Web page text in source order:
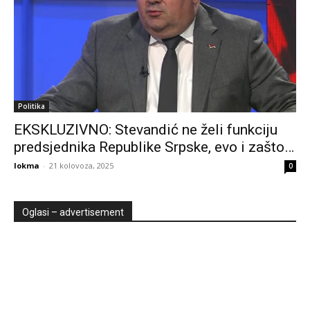
Politika
EKSKLUZIVNO: Stevandić ne želi funkciju
predsjednika Republike Srpske, evo i zašto…
lokma - 21 kolovoza, 2025 0
Oglasi – advertisement